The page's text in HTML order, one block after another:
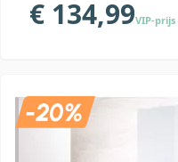
€ 134,99VIP-prijs